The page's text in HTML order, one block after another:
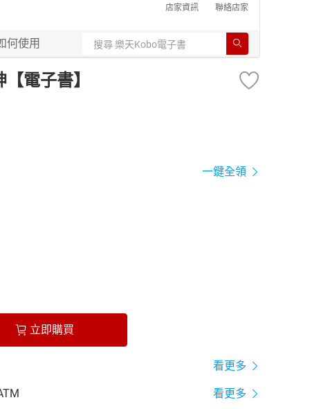
店家資訊 聯絡店家
何使用
電子書】
一鍵全領
立即購買
看更多
看更多